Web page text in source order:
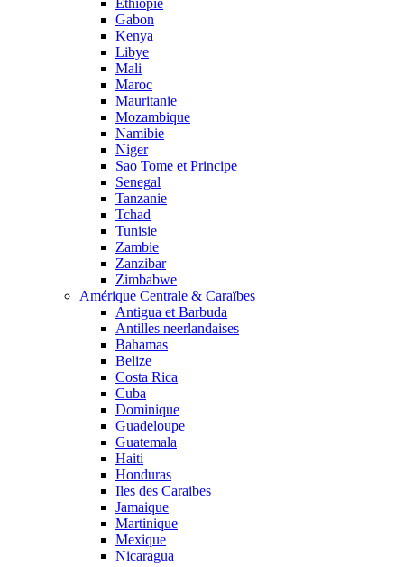
Ethiopie
Gabon
Kenya
Libye
Mali
Maroc
Mauritanie
Mozambique
Namibie
Niger
Sao Tome et Principe
Senegal
Tanzanie
Tchad
Tunisie
Zambie
Zanzibar
Zimbabwe
Amérique Centrale & Caraïbes
Antigua et Barbuda
Antilles neerlandaises
Bahamas
Belize
Costa Rica
Cuba
Dominique
Guadeloupe
Guatemala
Haiti
Honduras
Iles des Caraibes
Jamaique
Martinique
Mexique
Nicaragua